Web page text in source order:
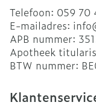
Telefoon: 059 70
E-mailadres:
APB nummer:
Apotheek
BTW nummer: